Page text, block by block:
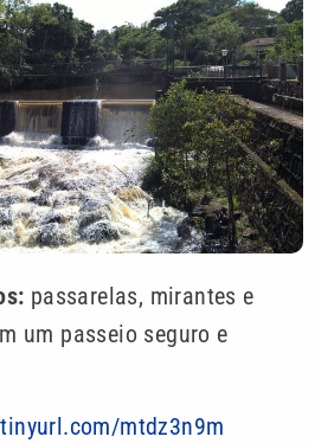
passarelas, mirantes e
um passeio seguro e
mtdz3n9m